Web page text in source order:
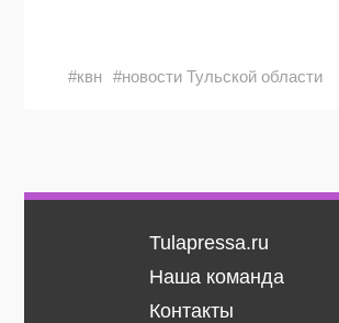
#квн #новости Тульской области
Tulapressa.ru
Наша команда
Контакты